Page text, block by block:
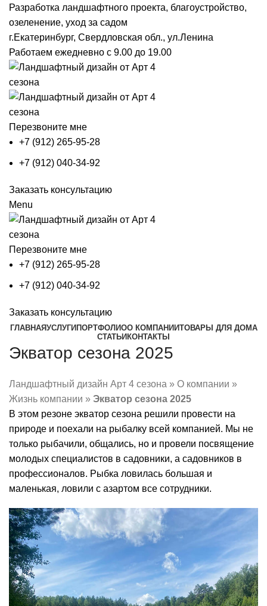
Разработка ландшафтного проекта, благоустройство,
озеленение, уход за садом
г.Екатеринбург, Свердловская обл., ул.Ленина
Работаем ежедневно с 9.00 до 19.00
Перезвоните мне
+7 (912) 265-95-28
+7 (912) 040-34-92
Заказать консультацию
Menu
Перезвоните мне
+7 (912) 265-95-28
+7 (912) 040-34-92
Заказать консультацию
ГЛАВНАЯУСЛУГИ ПОРТФОЛИОО КОМПАНИИТОВАРЫ ДЛЯ ДОМА
СТАТЬИ КОНТАКТЫ
Экватор сезона 2025
Ландшафтный дизайн Арт 4 сезона » О компании »
Жизнь компании » Экватор сезона 2025
В этом резоне экватор сезона решили провести на
природе и поехали на рыбалку всей компанией. Мы не
только рыбачили, общались, но и провели посвящение
молодых специалистов в садовники, а садовников в
профессионалов. Рыбка ловилась большая и
маленькая, ловили с азартом все сотрудники.